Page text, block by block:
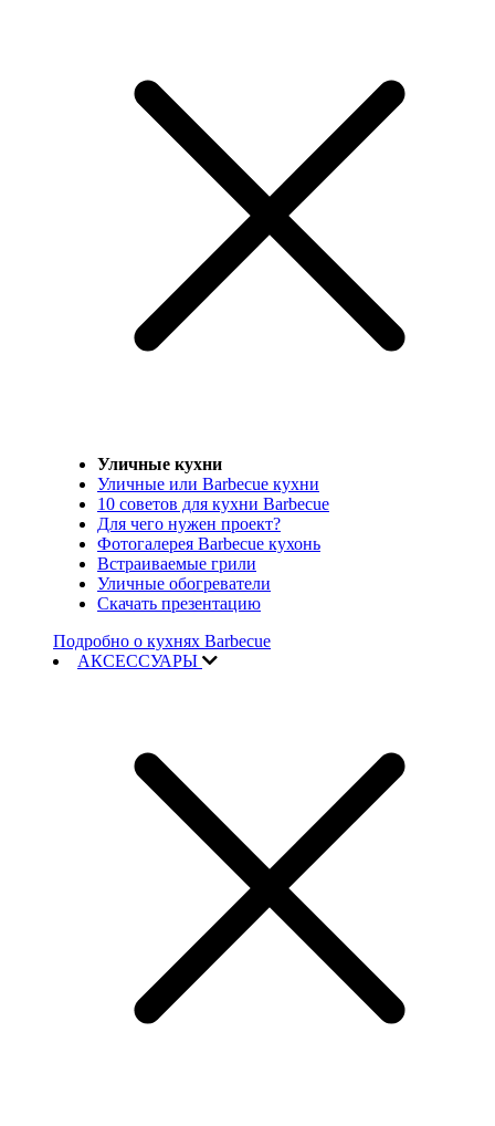
Уличные кухни
Уличные или Barbecue кухни
10 советов для кухни Barbecue
Для чего нужен проект?
Фотогалерея Barbecue кухонь
Встраиваемые грили
Уличные обогреватели
Скачать презентацию
Подробно о кухнях Barbecue
АКСЕССУАРЫ